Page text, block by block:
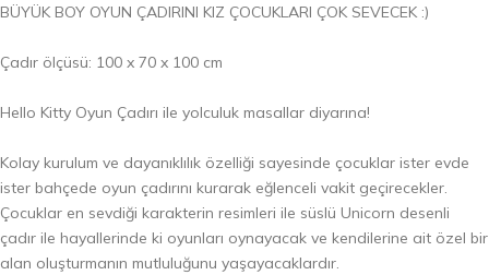
BÜYÜK BOY OYUN ÇADIRINI KIZ ÇOCUKLARI ÇOK SEVECEK :)
Çadır ölçüsü: 100 x 70 x 100 cm
Hello Kitty Oyun Çadırı ile yolculuk masallar diyarına!
Kolay kurulum ve dayanıklılık özelliği sayesinde çocuklar ister evde
ister bahçede oyun çadırını kurarak eğlenceli vakit geçirecekler.
Çocuklar en sevdiği karakterin resimleri ile süslü Unicorn desenli
çadır ile hayallerinde ki oyunları oynayacak ve kendilerine ait özel bir
alan oluşturmanın mutluluğunu yaşayacaklardır.